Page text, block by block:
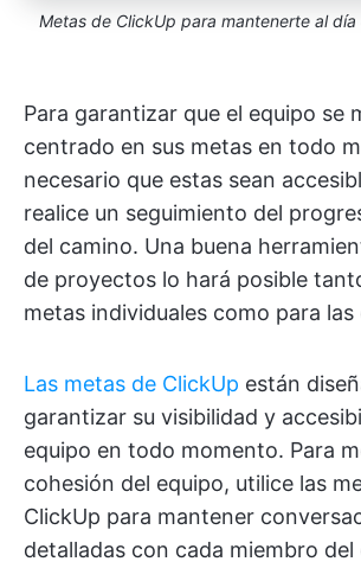
Metas de ClickUp para mantenerte al
Para garantizar que el equipo se
centrado en sus metas en todo
necesario que estas sean
realice un seguimiento del
del camino. Una buena
de proyectos lo hará posible
metas individuales como para las
Las metas de ClickUp están
garantizar su visibilidad y
equipo en todo momento. Para
cohesión del equipo, utilice las
ClickUp para mantener
detalladas con cada miembro del